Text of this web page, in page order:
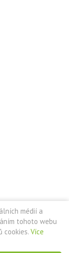
médií a
tohoto webu
cookies. Více